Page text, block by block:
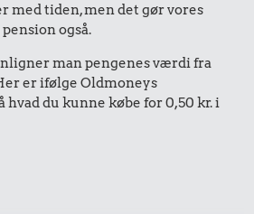
med tiden, men det gør vores
også.
man pengenes værdi fra
er ifølge Oldmoneys
hvad du kunne købe for 0,50 kr. i